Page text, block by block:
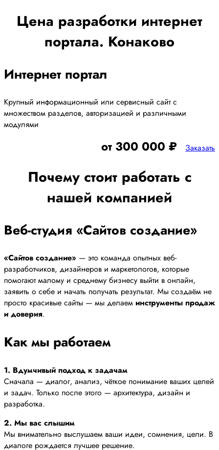
Цена разработки интернет
портала. Конаково
Интернет портал
Крупный информационный или сервисный сайт с
множеством разделов, авторизацией и различными
модулями
от 300 000 ₽ Заказать
Почему стоит работать с
нашей компанией
Веб-студия «Сайтов создание»
«Сайтов создание» — это команда опытных веб-
разработчиков, дизайнеров и маркетологов, которые
помогают малому и среднему бизнесу выйти в онлайн,
заявить о себе и начать получать результат. Мы создаём не
просто красивые сайты — мы делаем инструменты продаж
и доверия.
Как мы работаем
1. Вдумчивый подход к задачам
Сначала — диалог, анализ, чёткое понимание ваших целей
и задач. Только после этого — архитектура, дизайн и
разработка.
2. Мы вас слышим
Мы внимательно выслушаем ваши идеи, сомнения, цели. В
диалоге рождается лучшее решение.